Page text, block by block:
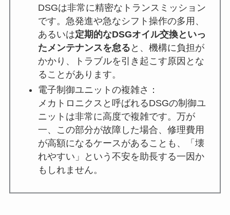
DSGは非常に精密なトランスミッション
です。急発進や急なシフト操作の多用、
あるいは定期的なDSGオイル交換といっ
たメンテナンスを怠る と、機構に負担が
かかり、トラブルを引き起こす原因とな
ることがあります。
電子制御ユニットの複雑さ：
メカトロニクスと呼ばれるDSGの制御ユ
ニットは非常に高度で複雑です。万が
一、この部分が故障した場合、修理費用
が高額になるケースがあることも、「壊
れやすい」という不安を助長する一因か
もしれません。